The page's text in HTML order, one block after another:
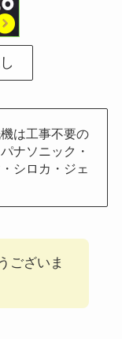
は工事不要の
ナソニック・
シロカ・ジェ
ございま